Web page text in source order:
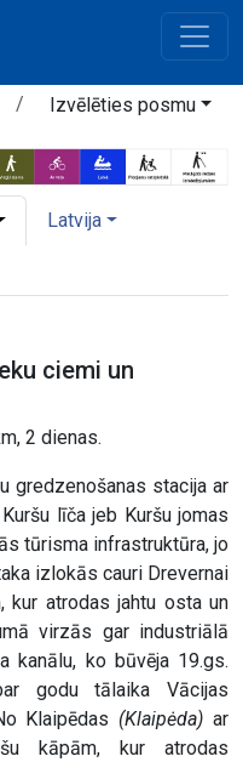
Izvēlēties posmu
Latvija
ciemi un
2 dienas.
gredzenošanas stacija ar
līča jeb Kuršu jomas
tūrisma infrastruktūra, jo
izlokās cauri Drevernai
kur atrodas jahtu osta un
virzās gar industriālā
kanālu, ko būvēja 19.gs.
godu tālaika Vācijas
Klaipēdas (Klaipėda)ar
kāpām, kur atrodas